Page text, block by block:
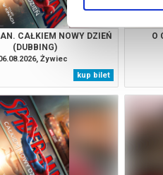
CAŁKIEM NOWY DZIEŃ
(DUBBING)
Żywiec
kup bilet
O